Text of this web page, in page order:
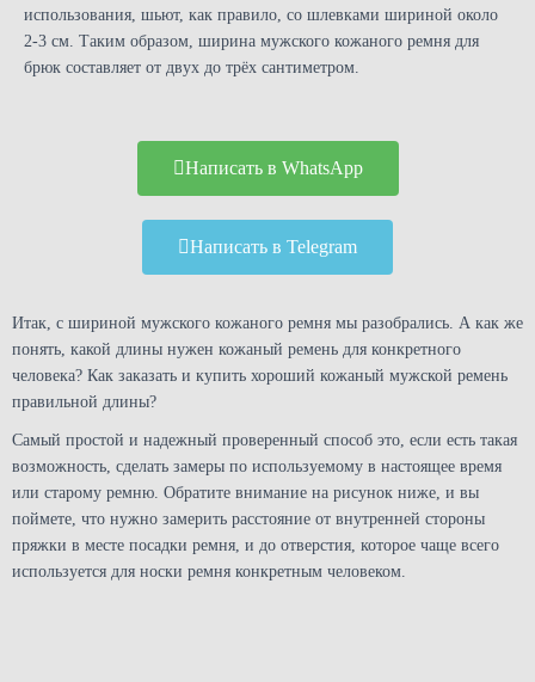
использования, шьют, как правило, со шлевками шириной около
2-3 см. Таким образом, ширина мужского кожаного ремня для
брюк составляет от двух до трёх сантиметром.
Написать в WhatsApp
Написать в Telegram
Итак, с шириной мужского кожаного ремня мы разобрались. А как же
понять, какой длины нужен кожаный ремень для конкретного
человека? Как заказать и купить хороший кожаный мужской ремень
правильной длины?
Самый простой и надежный проверенный способ это, если есть такая
возможность, сделать замеры по используемому в настоящее время
или старому ремню. Обратите внимание на рисунок ниже, и вы
поймете, что нужно замерить расстояние от внутренней стороны
пряжки в месте посадки ремня, и до отверстия, которое чаще всего
используется для носки ремня конкретным человеком.